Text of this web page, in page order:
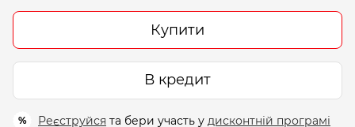
Купити
В кредит
% Реєструйся та бери участь у дисконтній програмі